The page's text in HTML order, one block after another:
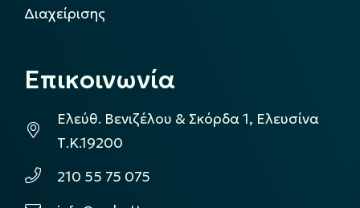
Διαχείρισης
Επικοινωνία
Ελεύθ. Βενιζέλου & Σκόρδα 1, Ελευσίνα
Τ.Κ.19200
210 55 75 075